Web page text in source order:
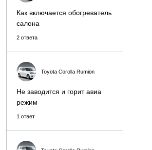
Как включается обогреватель
салона
2 ответа
Toyota Corolla Rumion
Не заводится и горит авиа
режим
1 ответ